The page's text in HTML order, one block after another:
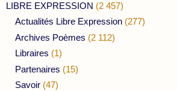
LIBRE EXPRESSION (2 457)
Actualités Libre Expression (277)
Archives Poèmes (2 112)
Libraires (1)
Partenaires (15)
Savoir (47)